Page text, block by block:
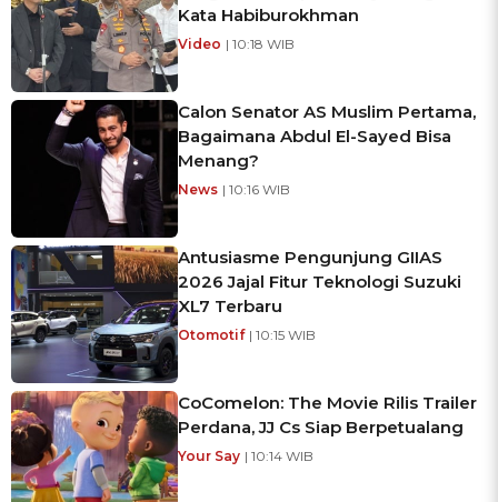
Kata Habiburokhman
Video | 10:18 WIB
Calon Senator AS Muslim Pertama,
Bagaimana Abdul El-Sayed Bisa
Menang?
News | 10:16 WIB
Antusiasme Pengunjung GIIAS
2026 Jajal Fitur Teknologi Suzuki
XL7 Terbaru
Otomotif | 10:15 WIB
CoComelon: The Movie Rilis Trailer
Perdana, JJ Cs Siap Berpetualang
Your Say | 10:14 WIB